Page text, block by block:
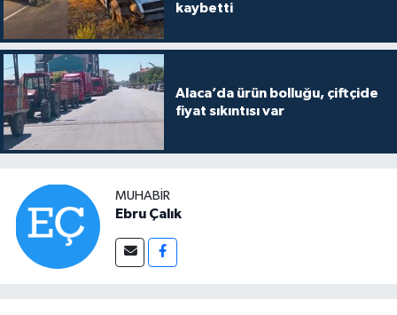
kaybetti
Alaca’da ürün bolluğu, çiftçide
fiyat sıkıntısı var
MUHABIR
Ebru Çalık